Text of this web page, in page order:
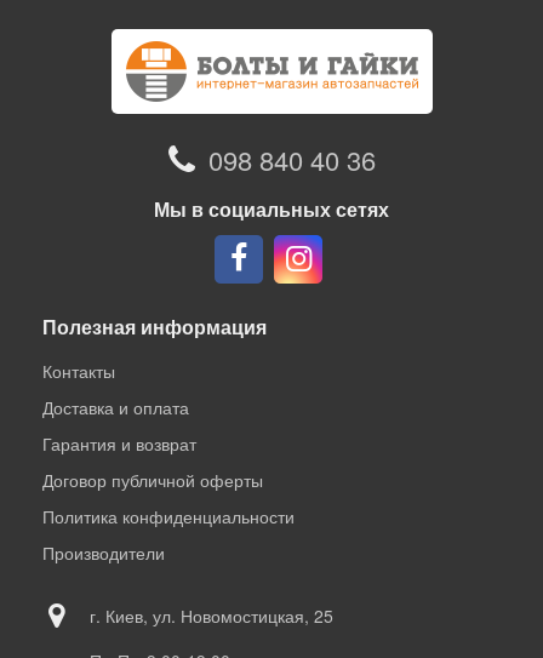
098 840 40 36
Мы в социальных сетях
Полезная информация
Контакты
Доставка и оплата
Гарантия и возврат
Договор публичной оферты
Политика конфиденциальности
Производители
г. Киев, ул. Новомостицкая, 25